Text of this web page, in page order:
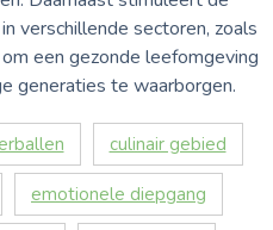
verschillende sectoren, zoals
een gezonde leefomgeving
generaties te waarborgen.
culinair gebied
emotionele diepgang